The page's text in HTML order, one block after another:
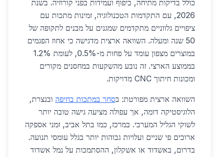
כולל בדיקות מתיחה, כיפוף ועמידות בפני קורוזיה. בשנת
2026, עם התקדמות הטכנולוגיה, זמינות מתכות עם
ציפויים גלווניים מתקדמים שמגנים על מבנים לתקופה של
50 שנה ומעלה. השוואה ארצית מדגישה כי אחוז הפגמים
במוצרים מצפון עומד על פחות מ-0.5%, לעומת 1.2%
בממוצע הארצי. זה נובע מהשקעות במחסנים מקורים
ומכונות חיתוך CNC מדויקות.
השוואה ארצית מפורטת: בסחר במתכות בחיפה ובנצרת,
הלוגיסטיקה דומה, אך עפולה מציעה גישה טובה יותר
לשוקי הגליל המערבי. במרכז, כמו בתל אביב, זמני אספקה
ארוכים פי שניים ועלויות גבוהות יותר בגלל עומסי תנועה.
בדרום, באשדוד או אשקלון, ההסתמכות על נמל אשדוד